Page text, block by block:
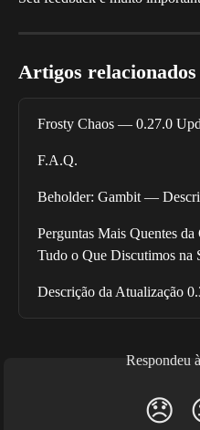
Artigos relacionados
Frosty Chaos — 0.27.0
F.A.Q.
Beholder: Gambit —
Perguntas Mais Quentes
Tudo o Que Discutimos na
Descrição da Atualização
Respondeu
😞